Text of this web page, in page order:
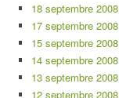
18 septembre 2008
17 septembre 2008
15 septembre 2008
14 septembre 2008
13 septembre 2008
12 septembre 2008